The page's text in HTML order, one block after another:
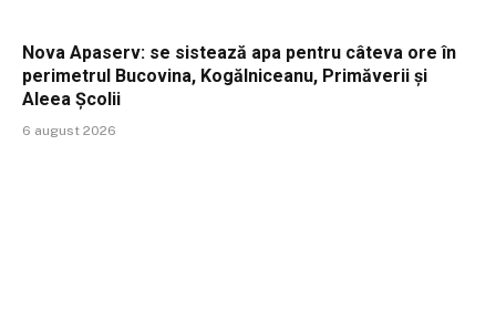
Nova Apaserv: se sistează apa pentru câteva ore în
perimetrul Bucovina, Kogălniceanu, Primăverii și
Aleea Școlii
6 august 2026